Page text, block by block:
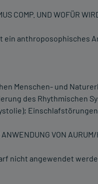
COMP. UND WOFÜR
ein anthroposophisches
Menschen- und
des Rhythmischen
VON
nicht angewendet